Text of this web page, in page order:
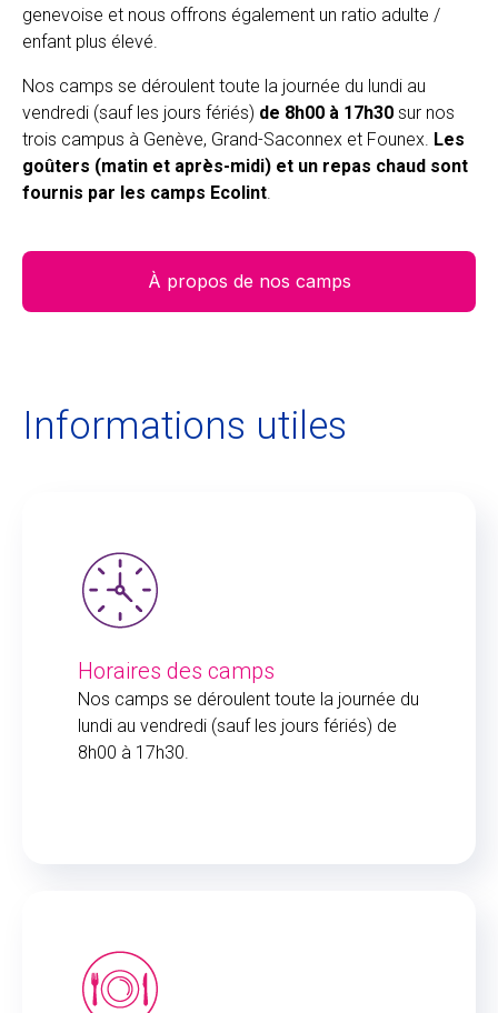
genevoise et nous offrons également un ratio adulte /
enfant plus élevé.
Nos camps se déroulent toute la journée du lundi au
vendredi (sauf les jours fériés) de 8h00 à 17h30 sur nos
trois campus à Genève, Grand-Saconnex et Founex. Les
goûters (matin et après-midi) et un repas chaud sont
fournis par les camps Ecolint
À propos de nos camps
Informations utiles
Horaires des camps
Nos camps se déroulent toute la journée du
lundi au vendredi (sauf les jours fériés) de
8h00 à 17h30.